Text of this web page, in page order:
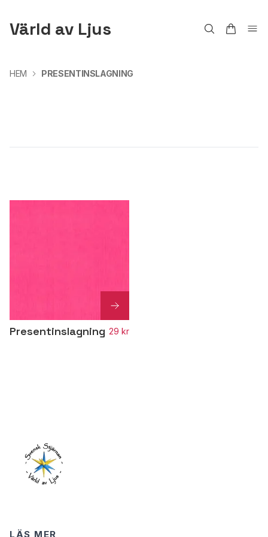
Värld av Ljus
HEM PRESENTINSLAGNING
Presentinslagning 29 kr
LÄS MER